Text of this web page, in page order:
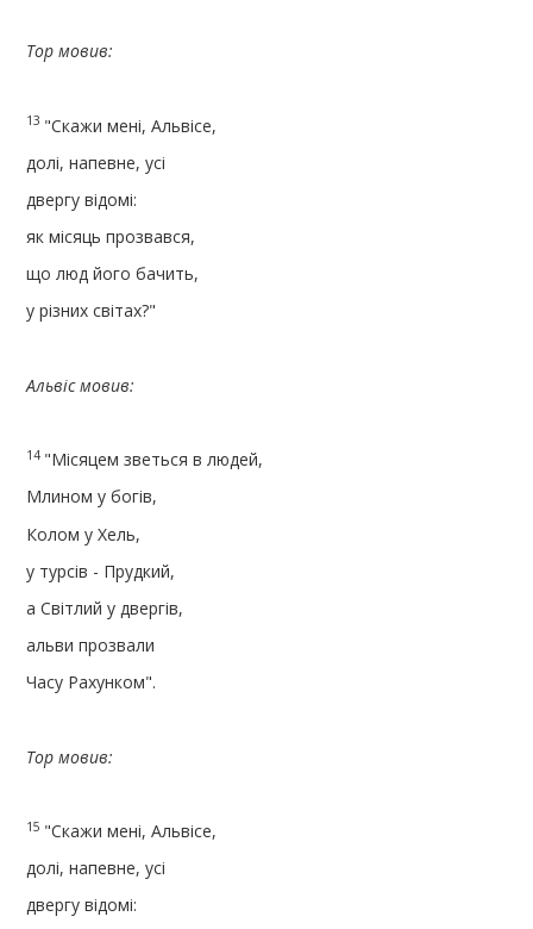
Тор мовив:
13 "Скажи мені, Альвісе,
долі, напевне, усі
двергу відомі:
як місяць прозвався,
що люд його бачить,
у різних світах?"
Альвіс мовив:
14 "Місяцем зветься в людей,
Млином у богів,
Колом у Хель,
у турсів - Прудкий,
а Світлий у двергів,
альви прозвали
Часу Рахунком".
Тор мовив:
15 "Скажи мені, Альвісе,
долі, напевне, усі
двергу відомі: